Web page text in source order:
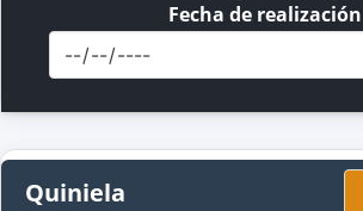
Fecha de realización
Quiniela